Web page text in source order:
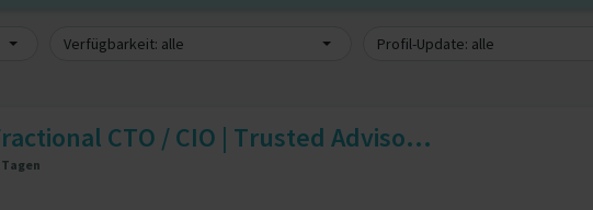
Verfügbarkeit: alle Profil-Update: alle
CTO / CIO | Trusted Adviso...